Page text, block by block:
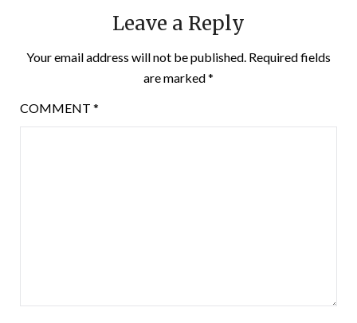
Leave a Reply
Your email address will not be published. Required fields
are marked*
COMMENT *